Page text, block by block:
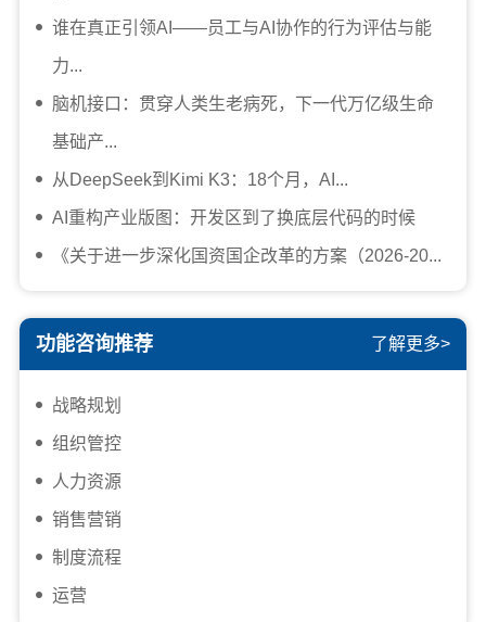
谁在真正引领AI——员工与AI协作的行为评估与能
力...
脑机接口：贯穿人类生老病死，下一代万亿级生命
基础产...
从DeepSeek到Kimi K3：18个月，AI...
AI重构产业版图：开发区到了换底层代码的时候
《关于进一步深化国资国企改革的方案（2026-20...
功能咨询推荐 了解更多>
战略规划
组织管控
人力资源
销售营销
制度流程
运营